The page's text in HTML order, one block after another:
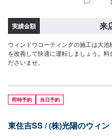
実績金額 来
ウィンドウコーティングの施工は大
を改善して快適に運転しましょう。
ださいませ。
即時予約 当日予約
東住吉SS / (株)光陽のウィ